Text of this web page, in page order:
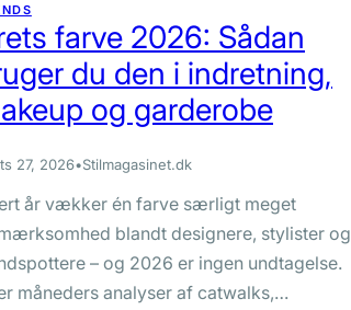
farve 2026: Sådan
du den i indretning,
og garderobe
27, 2026•Stilmagasinet.dk
år vækker én farve særligt meget
blandt designere, stylister og
– og 2026 er ingen undtagelse.
måneders analyser af catwalks,…